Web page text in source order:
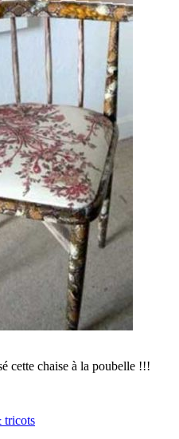
cette chaise à la poubelle !!!
tricots